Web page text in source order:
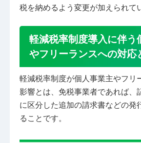
税を納めるよう変更が加えられて
軽減税率制度導入に伴う
やフリーランスへの対応
軽減税率制度が個人事業主やフリ
影響とは、免税事業者であれば、
に区分した追加の請求書などの発
ることです。